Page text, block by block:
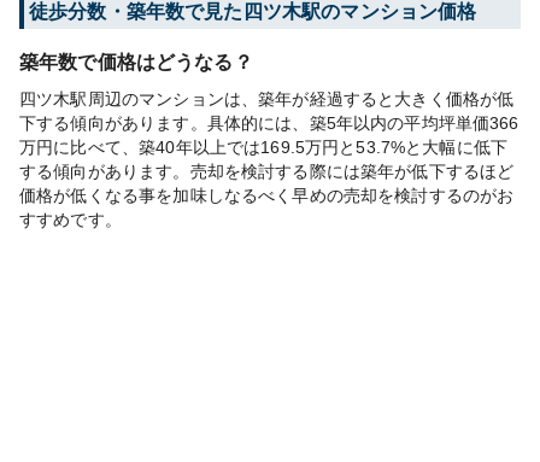
徒歩分数・築年数で見た四ツ木駅のマンション価格
築年数で価格はどうなる？
四ツ木駅周辺のマンションは、築年が経過すると大きく価格が低
下する傾向があります。具体的には、築5年以内の平均坪単価366
万円に比べて、築40年以上では169.5万円と53.7%と大幅に低下
する傾向があります。売却を検討する際には築年が低下するほど
価格が低くなる事を加味しなるべく早めの売却を検討するのがお
すすめです。